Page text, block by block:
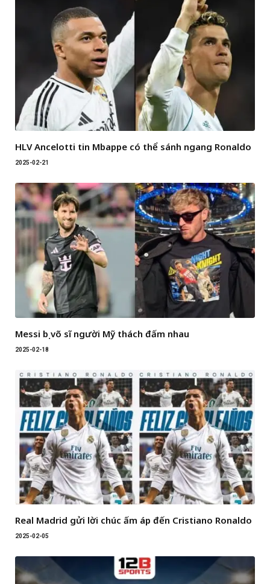
HLV Ancelotti tin Mbappe có thể sánh ngang Ronaldo
2025-02-21
Messi bị võ sĩ người Mỹ thách đấm nhau
2025-02-18
Real Madrid gửi lời chúc ấm áp đến Cristiano Ronaldo
2025-02-05